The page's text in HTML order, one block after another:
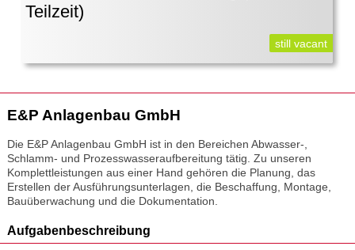
Teilzeit)
still vacant
E&P Anlagenbau GmbH
Die E&P Anlagenbau GmbH ist in den Bereichen Abwasser-,
Schlamm- und Prozesswasseraufbereitung tätig. Zu unseren
Komplettleistungen aus einer Hand gehören die Planung, das
Erstellen der Ausführungsunterlagen, die Beschaffung, Montage,
Bauüberwachung und die Dokumentation.
Aufgabenbeschreibung